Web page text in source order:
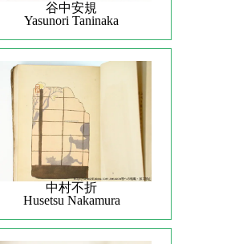
谷中安規
Yasunori Taninaka
中村不折
Husetsu Nakamura